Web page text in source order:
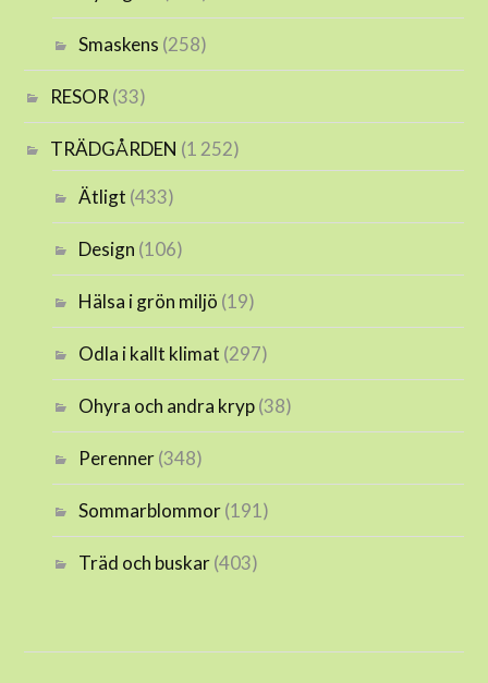
Smaskens (258)
RESOR (33)
TRÄDGÅRDEN (1 252)
Ätligt (433)
Design (106)
Hälsa i grön miljö (19)
Odla i kallt klimat (297)
Ohyra och andra kryp(38)
Perenner(348)
Sommarblommor(191)
Träd och buskar(403)